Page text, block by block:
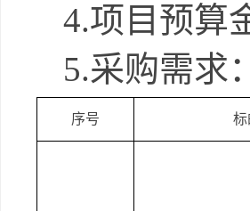
4.项目预算
5.采购需求：
序号 标